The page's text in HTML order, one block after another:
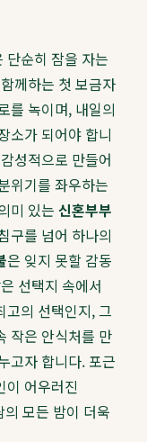
단순히 잠을 자는
께하는 첫 보금자
를 녹이며, 내일의
소가 되어야 합니
성적으로 만들어
위기를 좌우하는
미 있는 신혼부부
구를 넘어 하나의
은 잊지 못할 감동
선택지 속에서
고의 선택인지, 그
작은 안식처를 만
고자 합니다. 포근
이 어우러진
모든 밤이 더욱